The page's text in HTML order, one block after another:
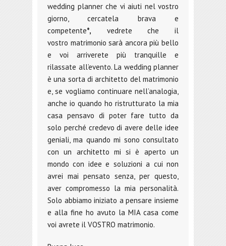
wedding planner che vi aiuti nel vostro
giorno, cercatela brava e
competente*, vedrete che il
vostro matrimonio sarà ancora più bello
e voi arriverete più tranquille e
rilassate all’evento. La wedding planner
è una sorta di architetto del matrimonio
e, se vogliamo continuare nell’analogia,
anche io quando ho ristrutturato la mia
casa pensavo di poter fare tutto da
solo perché credevo di avere delle idee
geniali, ma quando mi sono consultato
con un architetto mi si è aperto un
mondo con idee e soluzioni a cui non
avrei mai pensato senza, per questo,
aver compromesso la mia personalità.
Solo abbiamo iniziato a pensare insieme
e alla fine ho avuto la MIA casa come
voi avrete il VOSTRO matrimonio.